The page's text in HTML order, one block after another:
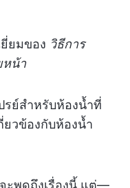
ยมของ วิธีการ
น้า
ย์สำหรับห้องน้ำที่
ยวข้องกับห้องน้ำ
ะพูดถึงเรื่องนี้ แต่—